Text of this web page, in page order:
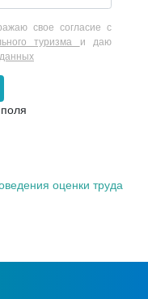
свое согласие с
туризма и даю
оценки труда